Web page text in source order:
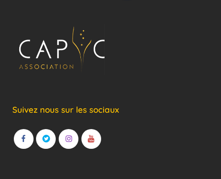
Suivez nous sur les sociaux